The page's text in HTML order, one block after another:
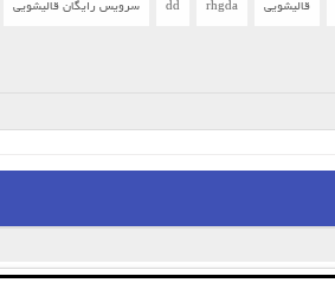
قالیشویی rhgda
dd سرویس رایگان قالیشویی